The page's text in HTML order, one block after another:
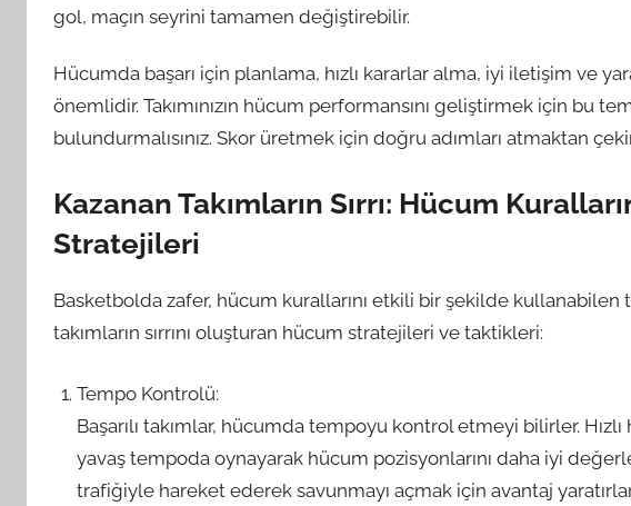
gol, maçın seyrini tamamen değiştirebilir.
Hücumda başarı için planlama, hızlı kararlar alma, iyi iletişim ve
önemlidir. Takımınızın hücum performansını geliştirmek için bu
bulundurmalısınız. Skor üretmek için doğru adımları atmaktan
Kazanan Takımların Sırrı: Hücum
Stratejileri
Basketbolda zafer, hücum kurallarını etkili bir şekilde kullanabilen
takımların sırrını oluşturan hücum stratejileri ve taktikleri:
Tempo Kontrolü:
Başarılı takımlar, hücumda tempoyu kontrol etmeyi bilirler.
yavaş tempoda oynayarak hücum pozisyonlarını daha iyi
trafiğiyle hareket ederek savunmayı açmak için avantaj